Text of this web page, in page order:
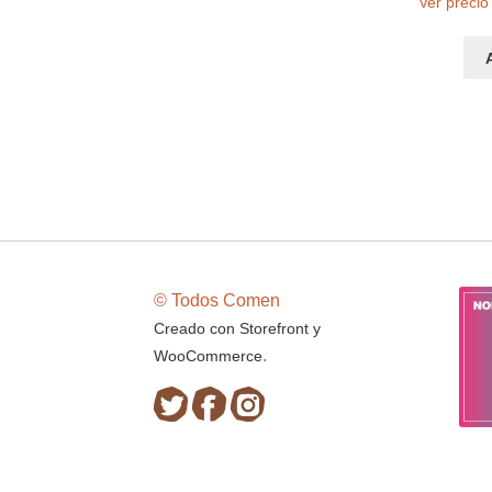
© Todos Comen
Creado con Storefront y
WooCommerce.